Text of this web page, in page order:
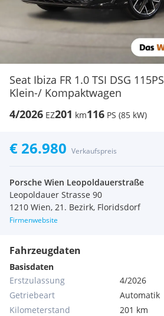
Seat Ibiza FR 1.0 TSI DSG 115PS
Klein-/ Kompaktwagen
4/2026 EZ201 km116 PS (85 kW)
€ 26.980 Verkaufspreis
Porsche Wien Leopoldauerstraße
Leopoldauer Strasse 90
1210 Wien, 21. Bezirk, Floridsdorf
Firmenwebsite
Fahrzeugdaten
Basisdaten
Erstzulassung
4/2026
Getriebeart
Automatik
Kilometerstand
201 km